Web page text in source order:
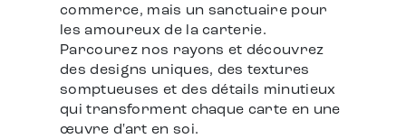
commerce, mais un sanctuaire pour
les amoureux de la carterie.
Parcourez nos rayons et découvrez
des designs uniques, des textures
somptueuses et des détails minutieux
qui transforment chaque carte en une
œuvre d'art en soi.